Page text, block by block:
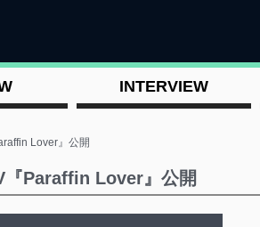
INTERVIEW
Lover』公開
Paraffin Lover』公開